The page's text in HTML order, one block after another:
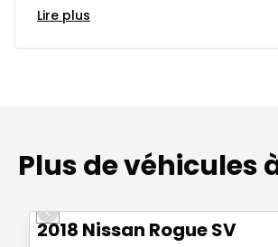
Lire plus
Plus de véhicules
Previous slide
2018 Nissan Rogue SV